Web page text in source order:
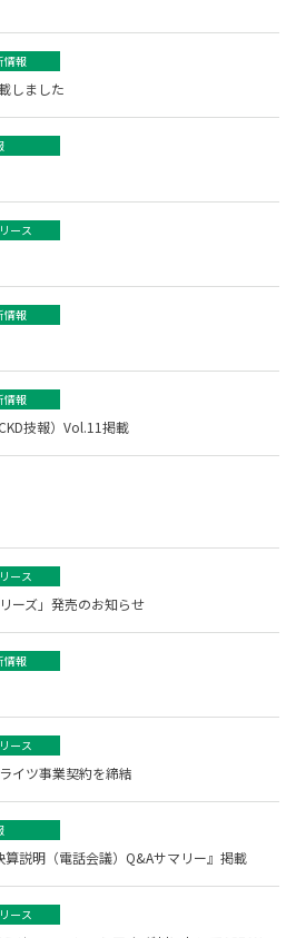
情報
しました
ース
情報
情報
技報）Vol.11掲載
ース
ーズ」発売のお知らせ
情報
ース
イツ事業契約を締結
説明（電話会議）Q&Aサマリー』掲載
ース